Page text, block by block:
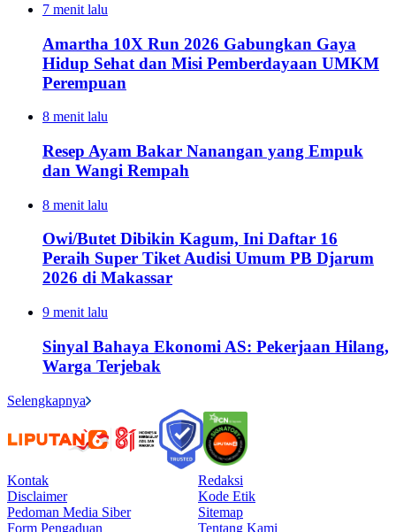
7 menit lalu
Amartha 10X Run 2026 Gabungkan Gaya
Hidup Sehat dan Misi Pemberdayaan UMKM
Perempuan
8 menit lalu
Resep Ayam Bakar Nanangan yang Empuk
dan Wangi Rempah
8 menit lalu
Owi/Butet Dibikin Kagum, Ini Daftar 16
Peraih Super Tiket Audisi Umum PB Djarum
2026 di Makassar
9 menit lalu
Sinyal Bahaya Ekonomi AS: Pekerjaan Hilang,
Warga Terjebak
Selengkapnya
Kontak
Redaksi
Disclaimer
Kode Etik
Pedoman Media Siber
Sitemap
Form Pengaduan
Tentang Kami